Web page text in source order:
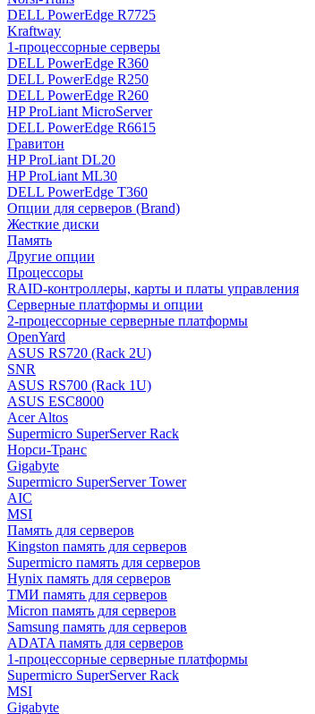
DELL PowerEdge R7725
Kraftway
1-процессорные серверы
DELL PowerEdge R360
DELL PowerEdge R250
DELL PowerEdge R260
HP ProLiant MicroServer
DELL PowerEdge R6615
Гравитон
HP ProLiant DL20
HP ProLiant ML30
DELL PowerEdge T360
Опции для серверов (Brand)
Жесткие диски
Память
Другие опции
Процессоры
RAID-контроллеры, карты и платы управления
Серверные платформы и опции
2-процессорные серверные платформы
OpenYard
ASUS RS720 (Rack 2U)
SNR
ASUS RS700 (Rack 1U)
ASUS ESC8000
Acer Altos
Supermicro SuperServer Rack
Норси-Транс
Gigabyte
Supermicro SuperServer Tower
AIC
MSI
Память для серверов
Kingston память для серверов
Supermicro память для серверов
Hynix память для серверов
ТМИ память для серверов
Micron память для серверов
Samsung память для серверов
ADATA память для серверов
1-процессорные серверные платформы
Supermicro SuperServer Rack
MSI
Gigabyte